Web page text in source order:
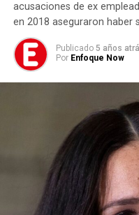
acusaciones de ex
en 2018 aseguraron
Publicado 5 años
Por Enfoque Now